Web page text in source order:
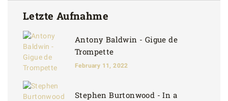
Letzte Aufnahme
Antony Baldwin - Gigue de
Trompette
February 11, 2022
Stephen Burtonwood - In a